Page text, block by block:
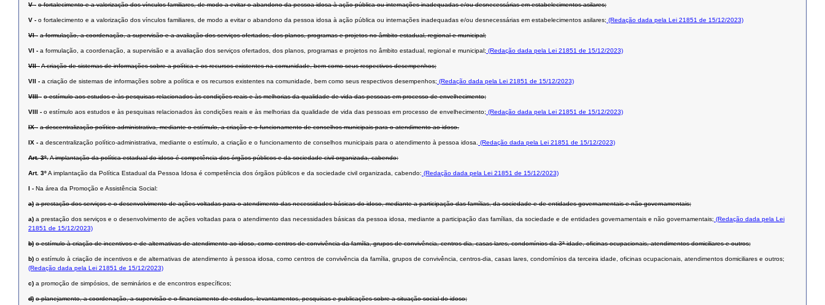
V - o fortalecimento e a valorização dos vínculos familiares, de modo a evitar o abandono da pessoa idosa à ação pública ou internações inadequadas e/ou desnecessárias em estabelecimentos asilares;
V - o fortalecimento e a valorização dos vínculos familiares, de modo a evitar o abandono da pessoa idosa à ação pública ou internações inadequadas e/ou desnecessárias em estabelecimentos asilares; (Redação dada pela Lei 21851 de 15/12/2023)
VI - a formulação, a coordenação, a supervisão e a avaliação dos serviços ofertados, dos planos, programas e projetos no âmbito estadual, regional e municipal;
VI - a formulação, a coordenação, a supervisão e a avaliação dos serviços ofertados, dos planos, programas e projetos no âmbito estadual, regional e municipal; (Redação dada pela Lei 21851 de 15/12/2023)
VII -A criação de sistemas de informações sobre a política e os recursos existentes na comunidade, bem como seus respectivos desempenhos;
VII - a criação de sistemas de informações sobre a política e os recursos existentes na comunidade, bem como seus respectivos desempenhos; (Redação dada pela Lei 21851 de 15/12/2023)
VIII - o estímulo aos estudos e às pesquisas relacionados às condições reais e às melhorias da qualidade de vida das pessoas em processo de envelhecimento;
VIII - o estímulo aos estudos e às pesquisas relacionados às condições reais e às melhorias da qualidade de vida das pessoas em processo de envelhecimento; (Redação dada pela Lei 21851 de 15/12/2023)
IX - a descentralização político-administrativa, mediante o estímulo, a criação e o funcionamento de conselhos municipais para o atendimento ao idoso.
IX - a descentralização político-administrativa, mediante o estímulo, a criação e o funcionamento de conselhos municipais para o atendimento à pessoa idosa. (Redação dada pela Lei 21851 de 15/12/2023)
Art. 3º.A implantação da política estadual do idoso é competência dos órgãos públicos e da sociedade civil organizada, cabendo:
Art. 3ºA implantação da Política Estadual da Pessoa Idosa é competência dos órgãos públicos e da sociedade civil organizada, cabendo: (Redação dada pela Lei 21851 de 15/12/2023)
I - Na área da Promoção e Assistência Social:
a) a prestação dos serviços e o desenvolvimento de ações voltadas para o atendimento das necessidades básicas do idoso, mediante a participação das famílias, da sociedade e de entidades governamentais e não governamentais;
a) a prestação dos serviços e o desenvolvimento de ações voltadas para o atendimento das necessidades básicas da pessoa idosa, mediante a participação das famílias, da sociedade e de entidades governamentais e não governamentais; (Redação dada pela Lei
21851 de 15/12/2023)
b) o estímulo à criação de incentivos e de alternativas de atendimento ao idoso, como centros de convivência da família, grupos de convivência, centros-dia, casas lares, condomínios da 3ª idade, oficinas ocupacionais, atendimentos domiciliares e outros;
b) o estímulo à criação de incentivos e de alternativas de atendimento à pessoa idosa, como centros de convivência da família, grupos de convivência, centros-dia, casas lares, condomínios da terceira idade, oficinas ocupacionais, atendimentos domiciliares e outros;
(Redação dada pela Lei 21851 de 15/12/2023)
c) a promoção de simpósios, de seminários e de encontros específicos;
d) o planejamento, a coordenação, a supervisão e o financiamento de estudos, levantamentos, pesquisas e publicações sobre a situação social do idoso;